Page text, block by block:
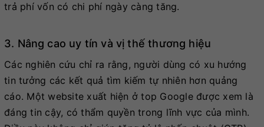
trả phí vốn có chi phí ngày càng tăng.
3. Nâng cao uy tín và vị thế thương hiệu
Các nghiên cứu chỉ ra rằng, người dùng có xu hướng
tin tưởng các kết quả tìm kiếm tự nhiên hơn quảng
cáo. Một website xuất hiện ở top Google được xem là
đáng tin cậy, có thẩm quyền trong lĩnh vực của mình.